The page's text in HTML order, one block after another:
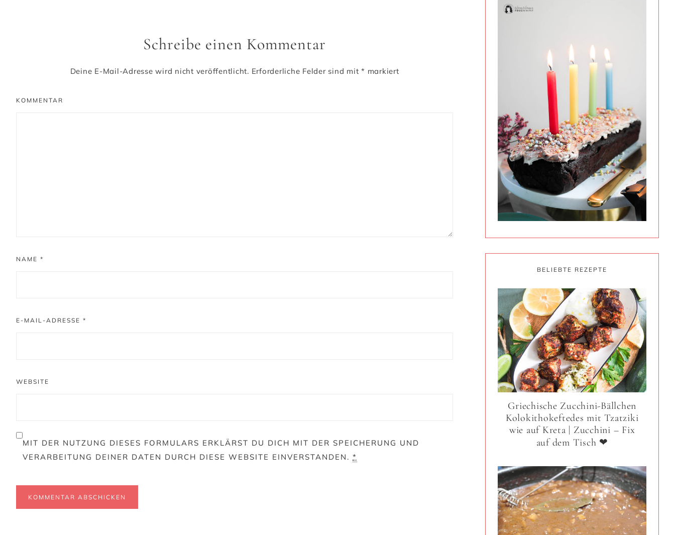
Schreibe einen Kommentar
Deine E-Mail-Adresse wird nicht veröffentlicht. Erforderliche Felder sind mit* markiert
KOMMENTAR
NAME *
E-MAIL-ADRESSE *
WEBSITE
MIT DER NUTZUNG DIESES FORMULARS ERKLÄRST DU DICH MIT DER SPEICHERUNG UND
VERARBEITUNG DEINER DATEN DURCH DIESE WEBSITE EINVERSTANDEN. *
BELIEBTE REZEPTE
Griechische Zucchini-Bällchen
Kolokithokeftedes mit Tzatziki
wie auf Kreta | Zucchini – Fix
auf dem Tisch ❤